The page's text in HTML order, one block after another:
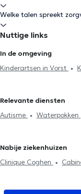
Welke talen spreekt
Nuttige links
In de omgeving
Kinderartsen in Vorst
Kinderartsen in Sint-
ten-Node
Kinderartsen in
Relevante diensten
Autisme
Waterpokken
Nabije ziekenhuizen
Clinique Coghen